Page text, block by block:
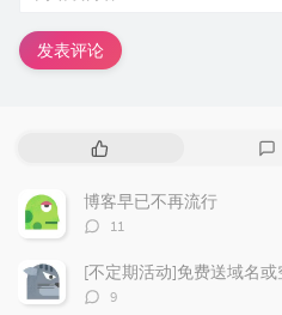
发表评论
热
文
章
博客早已不再流行
评
数：
11
[不定期活动]免费送域名或
评
9